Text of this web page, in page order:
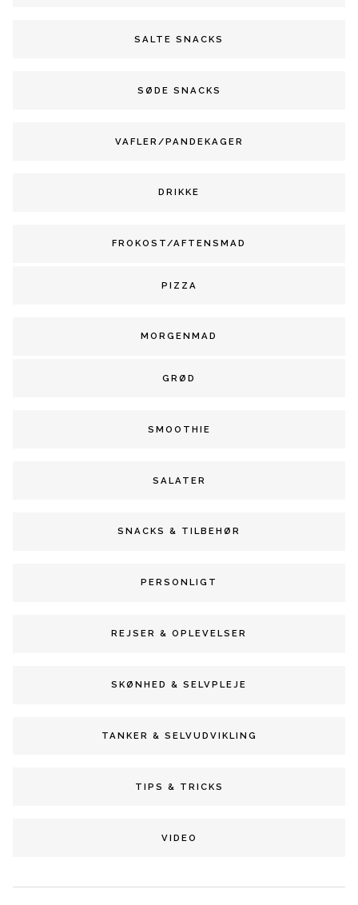
SALTE SNACKS
SØDE SNACKS
VAFLER/PANDEKAGER
DRIKKE
FROKOST/AFTENSMAD
PIZZA
MORGENMAD
GRØD
SMOOTHIE
SALATER
SNACKS & TILBEHØR
PERSONLIGT
REJSER & OPLEVELSER
SKØNHED & SELVPLEJE
TANKER & SELVUDVIKLING
TIPS & TRICKS
VIDEO